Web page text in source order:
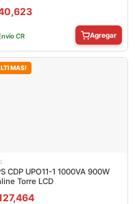
CR Agregar
CDP UPO11-1 1000VA 900W
Torre LCD